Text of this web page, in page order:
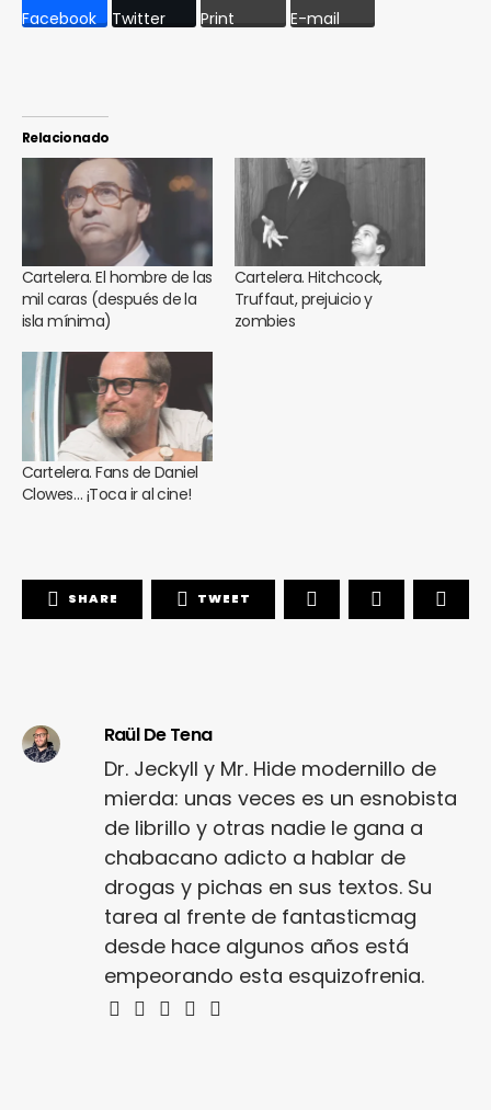
Facebook Twitter Print E-mail
Relacionado
Cartelera. El hombre de las
mil caras (después de la
isla mínima)
Cartelera. Hitchcock,
Truffaut, prejuicio y
zombies
Cartelera. Fans de Daniel
Clowes… ¡Toca ir al cine!
SHARE TWEET
Raül De Tena
Dr. Jeckyll y Mr. Hide modernillo de
mierda: unas veces es un esnobista
de librillo y otras nadie le gana a
chabacano adicto a hablar de
drogas y pichas en sus textos. Su
tarea al frente de fantasticmag
desde hace algunos años está
empeorando esta esquizofrenia.